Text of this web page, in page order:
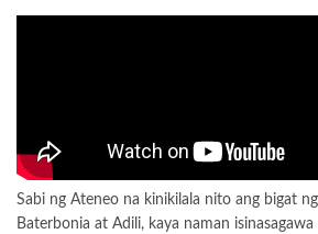
Sabi ng Ateneo na kinikilala nito ang bigat
Baterbonia at Adili, kaya naman